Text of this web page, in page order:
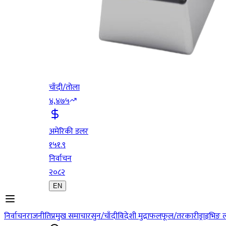
चाँदी/तोला
४,४७५
अमेरिकी डलर
१५१.९
निर्वाचन
२०८२
EN
निर्वाचनराजनीतिप्रमुख समाचारसुन/चाँदीविदेशी मुद्राफलफूल/तरकारी